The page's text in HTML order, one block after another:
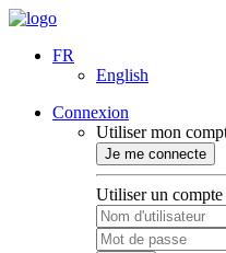
FR
English
Connexion
Utiliser mon
Je me connecte
Utiliser un